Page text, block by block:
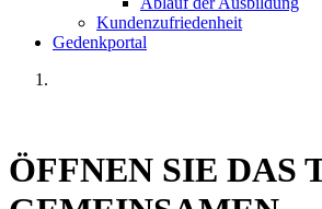
Kundenzufriedenheit
Gedenkportal
ÖFFNEN SIE DAS